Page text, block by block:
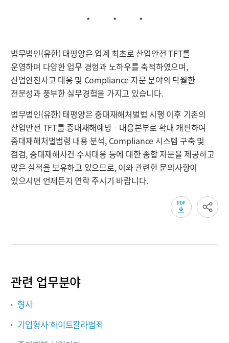
* * *
법무법인(유한) 태평양은 업계 최초로 산업안전 TFT를
운영하며 다양한 업무 경험과 노하우를 축적하였으며,
산업안전사고 대응 및 Compliance 자문 분야의 탁월한
전문성과 풍부한 실무경험을 가지고 있습니다.
법무법인(유한) 태평양은 중대재해처벌법 시행 이후 기존의
산업안전 TFT를 중대재해예방ᆞ대응본부로 확대 개편하여
중대재해처벌법령 내용 분석, Compliance 시스템 구축 및
점검, 중대재해사건 수사대응 등에 대한 종합 자문을 제공하고
많은 실적을 보유하고 있으므로, 이와 관련한 문의사항이
있으시면 언제든지 연락 주시기 바랍니다.
관련 업무분야
형사
기업형사∙화이트칼라범죄